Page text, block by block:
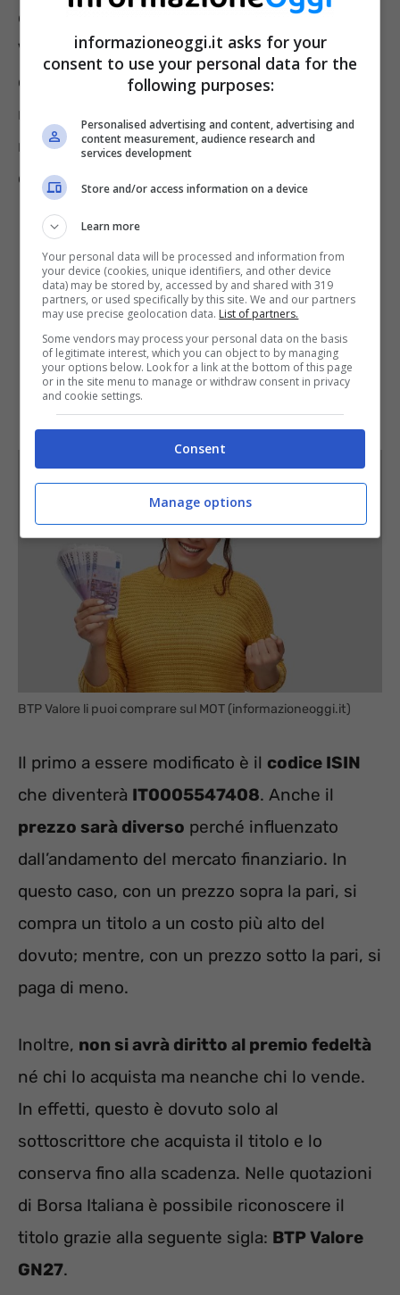
collocato sul mercato finanziario, ilBTP
Valore
, come ogni titolo di Stato, può essere
comprato sul MOT. Ciò significa che l’acquisto
non avviene più dallo Stato ma da privati che
rivendono il titolo ed è per questo che le
condizioni cambiano.
BTP Valore li puoi comprare sul MOT (informazioneoggi.it)
Il primo a essere modificato è il codice ISIN
che diventerà IT0005547408. Anche il
prezzo sarà diverso perché influenzato
dall’andamento del mercato finanziario. In
questo caso, con un prezzo sopra la pari, si
compra un titolo a un costo più alto del
dovuto; mentre, con un prezzo sotto la pari, si
paga di meno.
Inoltre, non si avrà diritto al premio fedeltà
né chi lo acquista ma neanche chi lo vende.
In effetti, questo è dovuto solo al
sottoscrittore che acquista il titolo e lo
conserva fino alla scadenza. Nelle quotazioni
di Borsa Italiana è possibile riconoscere il
titolo grazie alla seguente sigla: BTP Valore
GN27.
informazioneoggi.it asks for your
consent to use your personal data for the
following purposes:
Personalised advertising and content, advertising and
content measurement, audience research and
services development
Store and/or access information on a device
Learn more
Your personal data will be processed and information from
your device (cookies, unique identifiers, and other device
data) may be stored by, accessed by and shared with 319
partners, or used specifically by this site. We and our partners
may use precise geolocation data. List of partners.
Some vendors may process your personal data on the basis
of legitimate interest, which you can object to by managing
your options below. Look for a link at the bottom of this page
or in the site menu to manage or withdraw consent in privacy
and cookie settings.
Consent
Manage options